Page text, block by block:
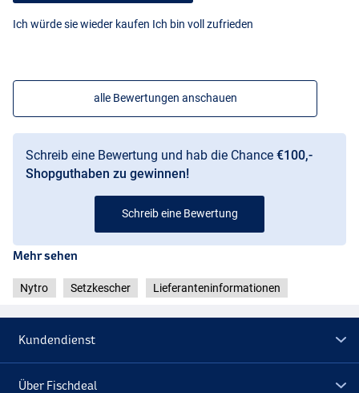
Ich würde sie wieder kaufen Ich bin voll zufrieden
alle Bewertungen anschauen
Schreib eine Bewertung und hab die Chance €100,-
Shopguthaben zu gewinnen!
Schreib eine Bewertung
Mehr sehen
Nytro Setzkescher Lieferanteninformationen
Kundendienst
Über Fischdeal